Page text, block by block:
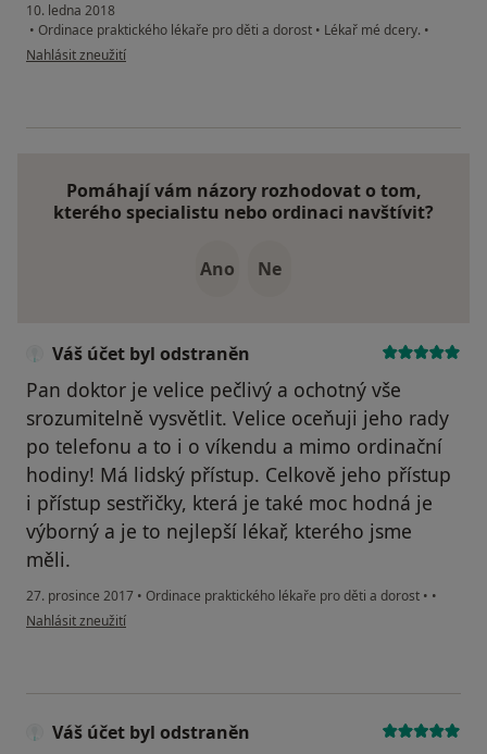
10. ledna 2018
• Ordinace praktického lékaře pro děti a dorost • Lékař mé dcery. •
podle názoru uživatele Váš účet byl odstraněn
Nahlásit zneužití
Pomáhají vám názory rozhodovat o tom,
kterého specialistu nebo ordinaci navštívit?
Ano Ne
Váš účet byl odstraněn
Pan doktor je velice pečlivý a ochotný vše
srozumitelně vysvětlit. Velice oceňuji jeho rady
po telefonu a to i o víkendu a mimo ordinační
hodiny! Má lidský přístup. Celkově jeho přístup
i přístup sestřičky, která je také moc hodná je
výborný a je to nejlepší lékař, kterého jsme
měli.
27. prosince 2017 • Ordinace praktického lékaře pro děti a dorost • •
podle názoru uživatele Váš účet byl odstraněn
Nahlásit zneužití
Váš účet byl odstraněn